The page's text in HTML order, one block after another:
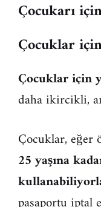
Çocukarı
Çocuklar
Çocuklar için
daha ikircikli,
Çocuklar, eğer
25 yaşına